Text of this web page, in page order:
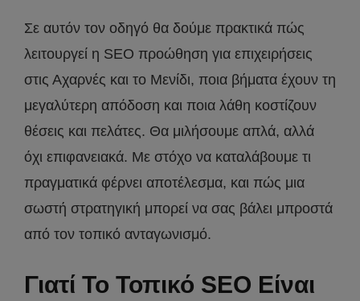
Σε αυτόν τον οδηγό θα δούμε πρακτικά πώς
λειτουργεί η SEO προώθηση για επιχειρήσεις
στις Αχαρνές και το Μενίδι, ποια βήματα έχουν τη
μεγαλύτερη απόδοση και ποια λάθη κοστίζουν
θέσεις και πελάτες. Θα μιλήσουμε απλά, αλλά
όχι επιφανειακά. Με στόχο να καταλάβουμε τι
πραγματικά φέρνει αποτέλεσμα, και πώς μια
σωστή στρατηγική μπορεί να σας βάλει μπροστά
από τον τοπικό ανταγωνισμό.
Γιατί Το Τοπικό SEO Είναι